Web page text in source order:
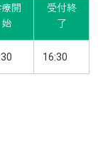
開
始
受付終
了
16:30